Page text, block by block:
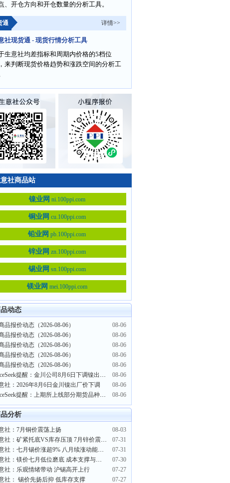
、开仓方向和开仓数量的分析工具。
通 详情>>
社现货通 - 现货行情分析工具
生意社均差指标和周期内价格的5档位
来判断现货价格趋势和涨跌空间的分析工
社商品站
镍业网 ni.100ppi.com
铜业网 cu.100ppi.com
铅业网 pb.100ppi.com
锌业网 zn.100ppi.com
锡业网 sn.100ppi.com
镁业网 mei.100ppi.com
动态
品报价动态（2026-08-06）
08-06
品报价动态（2026-08-06）
08-06
品报价动态（2026-08-06）
08-06
品报价动态（2026-08-06）
08-06
品报价动态（2026-08-06）
08-06
PriceSeek提醒：金川公司8月6日下调镍出厂价
08-06
社：2026年8月6日金川镍出厂价下调
08-06
PriceSeek提醒：上期所上线部分期货品种套利指令
08-06
分析
社：7月铜价震荡上扬
08-03
生意社：矿紧托底VS库存压顶 7月锌价震荡收窄
07-31
生意社：七月锡价涨超9% 八月续涨动能与阻力因素分析
07-31
生意社：镁价七月低位磨底 成本支撑与需求疲软博弈
07-30
社：乐观情绪带动 沪锡高开上行
07-27
社： 锡价先扬后抑 低库存支撑
07-27